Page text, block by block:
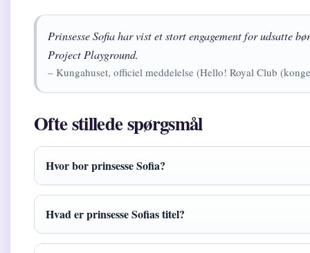
Prinsesse Sofia har vist et stort engagement for udsatte
Project Playground.
– Kungahuset, officiel meddelelse (Hello! Royal Club
Ofte stillede spørgsmål
Hvor bor prinsesse Sofia?
Hvad er prinsesse Sofias titel?